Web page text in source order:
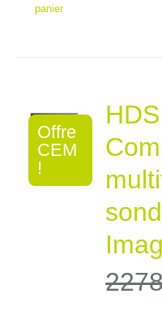
panier
Offre
CEM
!